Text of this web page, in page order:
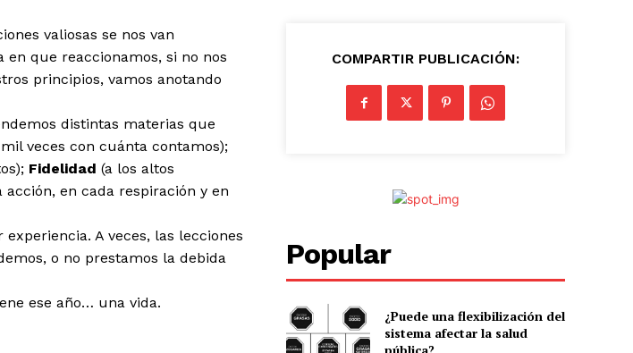
valiosas se nos van
que reaccionamos, si no nos
principios, vamos anotando
distintas materias que
veces con cuánta contamos);
Fidelidad (a los altos
en cada respiración y en
A veces, las lecciones
o no prestamos la debida
ese año… una vida.
COMPARTIR PUBLICACIÓN:
Popular
¿Puede una flexibilización del
sistema afectar la salud